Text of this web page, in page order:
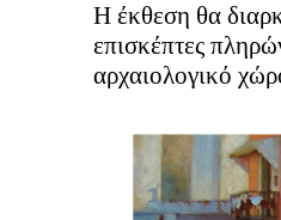
Η έκθεση θα
επισκέπτες
αρχαιολογικό